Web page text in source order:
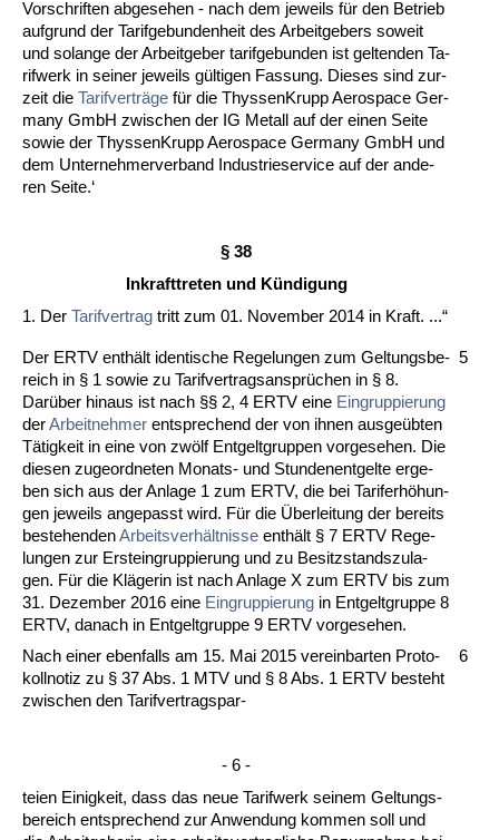
Vor­schrif­ten ab­ge­se­hen - nach dem je­weils für den Be­trieb
auf­grund der Ta­rif­ge­bun­den­heit des Ar­beit­ge­bers so­weit
und so­lan­ge der Ar­beit­ge­ber ta­rif­ge­bun­den ist gel­ten­den Ta­
rif­werk in sei­ner je­weils gülti­gen Fas­sung. Die­ses sind zur­
zeit die Ta­rif­verträge für die Thys­sen­Krupp Ae­ro­space Ger­
ma­ny GmbH zwi­schen der IG Me­tall auf der ei­nen Sei­te
so­wie der Thys­sen­Krupp Ae­ro­space Ger­ma­ny GmbH und
dem Un­ter­neh­mer­ver­band In­dus­trie­ser­vice auf der an­de­
ren Sei­te.‘
§ 38
In­kraft­tre­ten und Kündi­gung
1. Der Ta­rif­ver­trag tritt zum 01. No­vem­ber 2014 in Kraft. ...“
Der ERTV enthält iden­ti­sche Re­ge­lun­gen zum Gel­tungs­be­
reich in § 1 so­wie zu Ta­rif­ver­trags­ansprüchen in § 8.
Darüber hin­aus ist nach §§ 2, 4 ERTV ei­ne Ein­grup­pie­rung
derAr­beit­neh­mer ent­spre­chend der von ih­nen aus­geübten
Tätig­keit in ei­ne von zwölf Ent­gelt­grup­pen vor­ge­se­hen. Die
die­sen zu­ge­ord­ne­ten Mo­nats- und St­un­den­ent­gel­te er­ge­
ben sich aus der An­la­ge 1 zum ERTV, die bei Ta­rif­erhöhun­
gen je­weils an­ge­passt wird. Für die Über­lei­tung der be­reits
be­ste­hen­denAr­beits­verhält­nis­se enthält § 7 ERTV Re­ge­
lun­gen zur Erstein­grup­pie­rung und zu Be­sitz­stands­zu­la­
gen. Für die Kläge­rin ist nach An­la­ge X zum ERTV bis zum
31. De­zem­ber 2016 ei­ne Ein­grup­pie­rung in Ent­gelt­grup­pe 8
ERTV, da­nach in Ent­gelt­grup­pe 9 ERTV vor­ge­se­hen.
5
Nach ei­ner eben­falls am 15. Mai 2015 ver­ein­bar­ten Pro­to­
koll­no­tiz zu § 37 Abs. 1 MTV und § 8 Abs. 1 ERTV be­steht
zwi­schen den Ta­rif­ver­trags­par-
- 6 -
tei­en Ei­nig­keit, dass das neue Ta­rif­werk sei­nem Gel­tungs­
be­reich ent­spre­chend zur An­wen­dung kom­men soll und
6